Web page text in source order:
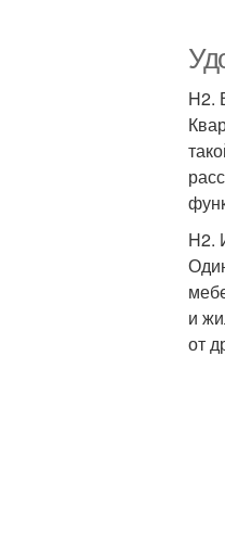
H2.
H2.
и
от